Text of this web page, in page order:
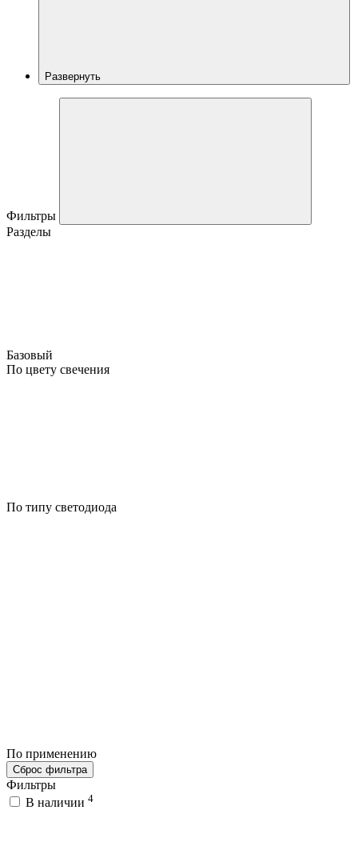
Развернуть
Фильтры
Разделы
Базовый
По цвету свечения
По типу светодиода
По применению
Сброс фильтра
Фильтры
В наличии 4